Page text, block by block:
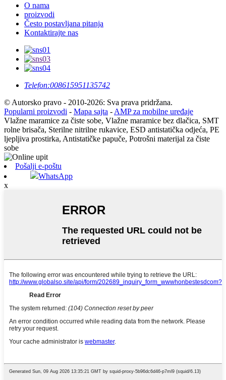
O nama
proizvodi
Često postavljana pitanja
Kontaktirajte nas
Telefon:008615951135742
© Autorsko pravo - 2010-2026: Sva prava pridržana.
Popularni proizvodi - Mapa sajta - AMP za mobilne uređaje
Vlažne maramice za čiste sobe, Vlažne maramice bez dlačica, SMT
rolne brisača, Sterilne nitrilne rukavice, ESD antistatička odjeća, PE
ljepljiva prostirka, Antistatičke papuče, Potrošni materijal za čiste
sobe
Pošalji e-poštu
WhatsApp
x